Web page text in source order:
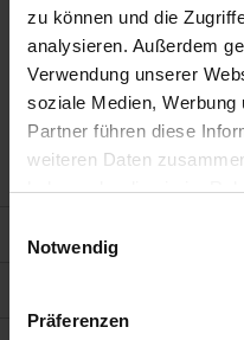
zu können und die
analysieren. Außerdem
Verwendung unserer
soziale Medien, Werbung
Partner führen diese
weiteren Daten
haben oder die sie im
Notwendig
Präferenzen
Passepartouts:
Alphazellulose
Die Einrahmung kann
benutzt werden. Sie
Weitere Informationen